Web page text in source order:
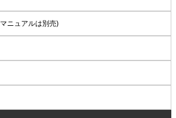
ニュアルは別売)